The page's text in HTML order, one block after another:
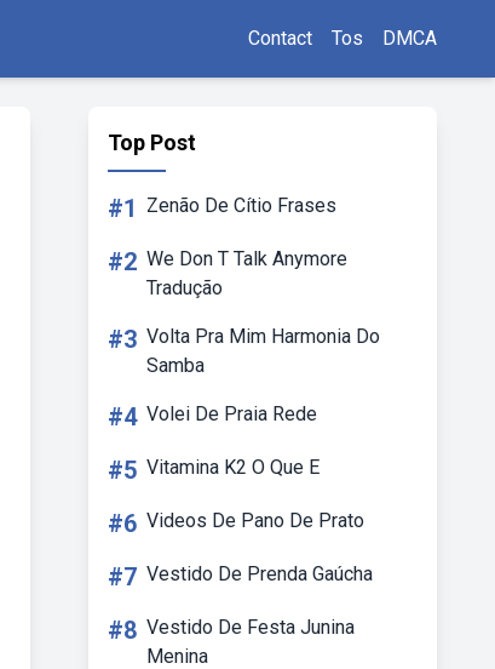
Contact Tos DMCA
Top Post
#1 Zenão De Cítio Frases
#2 We Don T Talk Anymore
Tradução
#3 Volta Pra Mim Harmonia Do
Samba
#4 Volei De Praia Rede
#5 Vitamina K2 O Que E
#6 Videos De Pano De Prato
#7 Vestido De Prenda Gaúcha
#8 Vestido De Festa Junina
Menina